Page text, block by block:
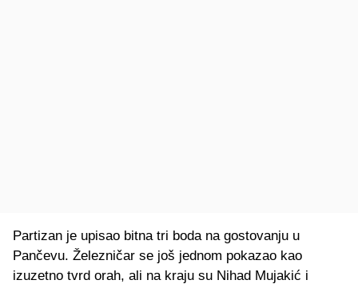
Partizan je upisao bitna tri boda na gostovanju u
Pančevu. Železničar se još jednom pokazao kao
izuzetno tvrd orah, ali na kraju su Nihad Mujakić i